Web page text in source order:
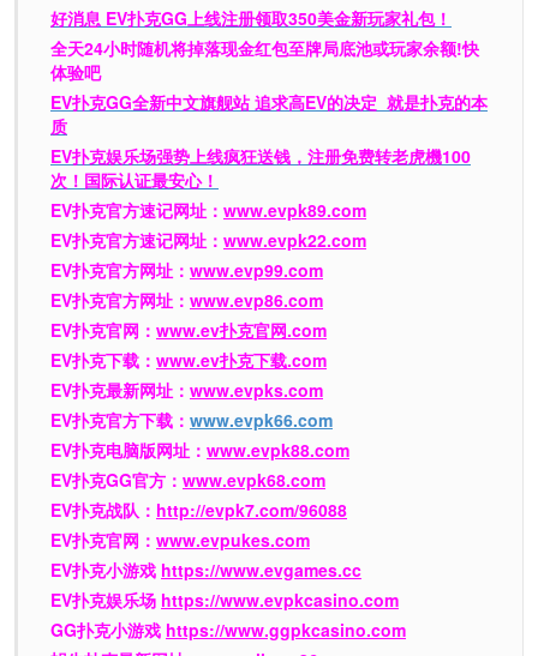
好消息 EV扑克GG上线注册领取350美金新玩家礼包！
全天24小时随机将掉落现金红包至牌局底池或玩家余额!快
体验吧
EV扑克GG全新中文旗舰站追求高EV的决定 就是扑克的本
质
EV扑克娱乐场强势上线疯狂送钱，注册免费转老虎機100
次！国际认证最安心！
EV扑克官方速记网址： www.evpk89.com
EV扑克官方速记网址： www.evpk22.com
EV扑克官方网址： www.evp99.com
EV扑克官方网址： www.evp86.com
EV扑克官网： www.ev扑克官网.com
EV扑克下载： www.ev扑克下载.com
EV扑克最新网址： www.evpks.com
EV扑克官方下载： www.evpk66.com
EV扑克电脑版网址： www.evpk88.com
EV扑克GG官方： www.evpk68.com
EV扑克战队： http://evpk7.com/96088
EV扑克官网： www.evpukes.com
EV扑克小游戏 https://www.evgames.cc
EV扑克娱乐场 https://www.evpkcasino.com
GG扑克小游戏 https://www.ggpkcasino.com